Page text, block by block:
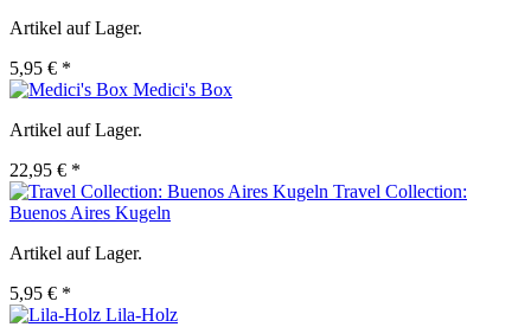
Artikel auf Lager.
5,95 € *
Medici's Box
Artikel auf Lager.
22,95 € *
Travel Collection:
Buenos Aires Kugeln
Artikel auf Lager.
5,95 € *
Lila-Holz